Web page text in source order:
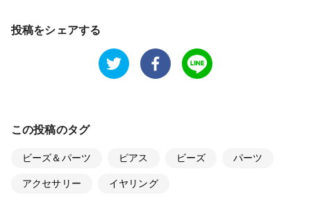
投稿をシェアする
この投稿のタグ
ビーズ＆パーツ ピアス ビーズ パーツ
アクセサリー イヤリング